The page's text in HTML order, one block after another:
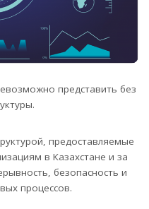
представить без
предоставляемые
в Казахстане и за
безопасность и
процессов.